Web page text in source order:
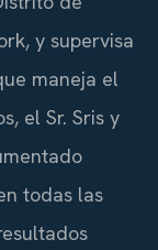
y supervisa
maneja el
el Sr. Sris y
todas las